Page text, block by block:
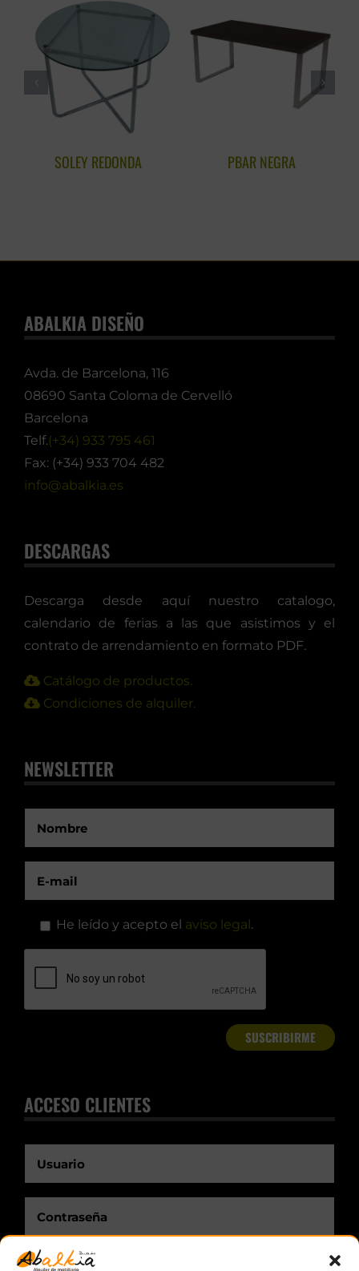
SOLEY REDONDA PBAR NEGRA
ABALKIA DISEÑO
Avda. de Barcelona, 116
08690 Santa Coloma de Cervelló
Barcelona
Telf.(+34) 933 795 461
Fax: (+34) 933 704 482
info@abalkia.es
DESCARGAS
Descarga desde aquí nuestro catalogo,
calendario de ferias a las que asistimos y el
contrato de arrendamiento en formato PDF.
Catálogo de productos.
Condiciones de alquiler.
NEWSLETTER
He leído y acepto el aviso legal .
ACCESO CLIENTES
Recuérdame.